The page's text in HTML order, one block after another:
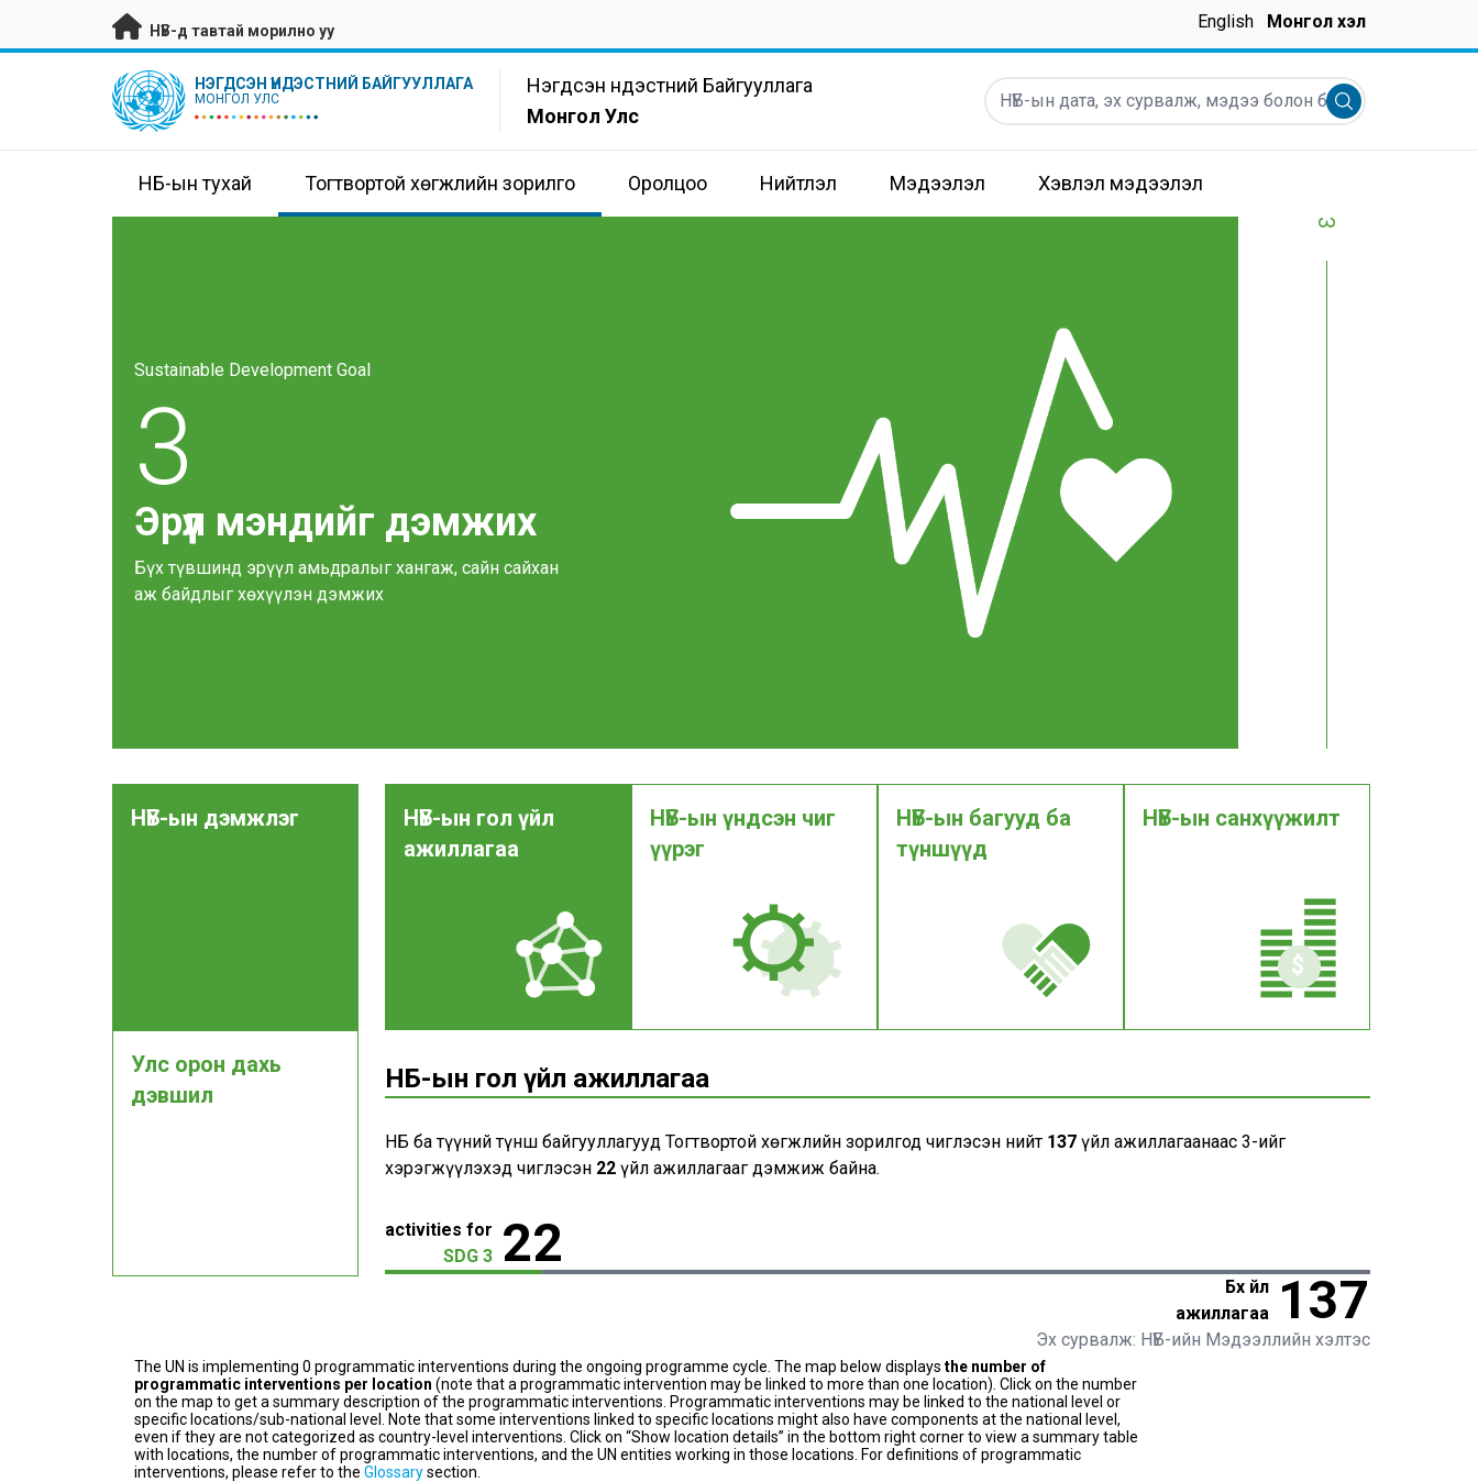
Гол контентийг алгасах
НҮБ-д тавтай морилно уу English Монгол хэл
UN Logo НЭГДСЭН ҮНДЭСТНИЙ БАЙГУУЛЛАГА
МОНГОЛ УЛС
Нэгдсэн Үндэстний Байгууллага
Монгол Улс
НҮБ-ын дата, эх сурвалж, мэдээ болон бусад мэдээллийг
Submit search
НҮБ-ын тухай Тогтвортой хөгжлийн зорилго Оролцоо Нийтлэл Мэдээлэл Хэвлэл мэдээлэл
Sustainable Development Goal
3
Эрүүл мэндийг дэмжих
Бүх түвшинд эрүүл амьдралыг хангаж, сайн сайхан
аж байдлыг хөхүүлэн дэмжих
3
НҮБ-ын дэмжлэг
Улс орон дахь
дэвшил
НҮБ-ын гол үйл
ажиллагаа
НҮБ-ын үндсэн чиг
үүрэг
НҮБ-ын багууд ба
түншүүд
НҮБ-ын санхүүжилт
НҮБ-ын гол үйл ажиллагаа
НҮБ ба түүний түнш байгууллагууд Тогтвортой хөгжлийн зорилгод чиглэсэн нийт 137 үйл ажиллагаанаас 3-ийг
хэрэгжүүлэхэд чиглэсэн 22 үйл ажиллагааг дэмжиж байна.
activities for
SDG 3 22
Бүх үйл
ажиллагаа
137
Эх сурвалж: НҮБ-ийн Мэдээллийн хэлтэс
The UN is implementing 0 programmatic interventions during the ongoing programme cycle. The map below displays the number of
programmatic interventions per location (note that a programmatic intervention may be linked to more than one location). Click on the number
on the map to get a summary description of the programmatic interventions. Programmatic interventions may be linked to the national level or
specific locations/sub-national level. Note that some interventions linked to specific locations might also have components at the national level,
even if they are not categorized as country-level interventions. Click on “Show location details” in the bottom right corner to view a summary table
with locations, the number of programmatic interventions, and the UN entities working in those locations. For definitions of programmatic
interventions, please refer to the Glossarysection.